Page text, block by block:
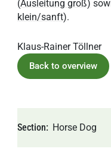
(Ausleitung groß)
klein/sanft).
Klaus-Rainer Töllner
Section Horse Dog
Back to overview